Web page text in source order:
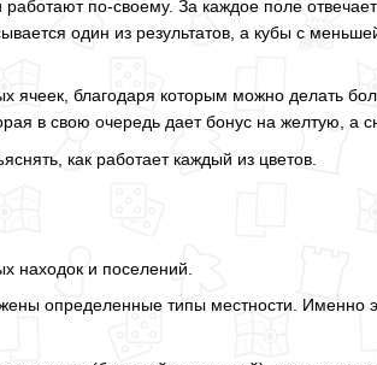
по-своему. За каждое поле
один из результатов, а кубы с
ячеек, благодаря которым можно делать
в свою очередь дает бонус на желтую, а
как работает каждый из цветов.
находок и поселений.
определенные типы местности. Именно